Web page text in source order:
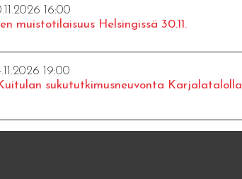
16:00
muistotilaisuus Helsingissä 30.11.
19:00
sukututkimusneuvonta Karjalatalolla